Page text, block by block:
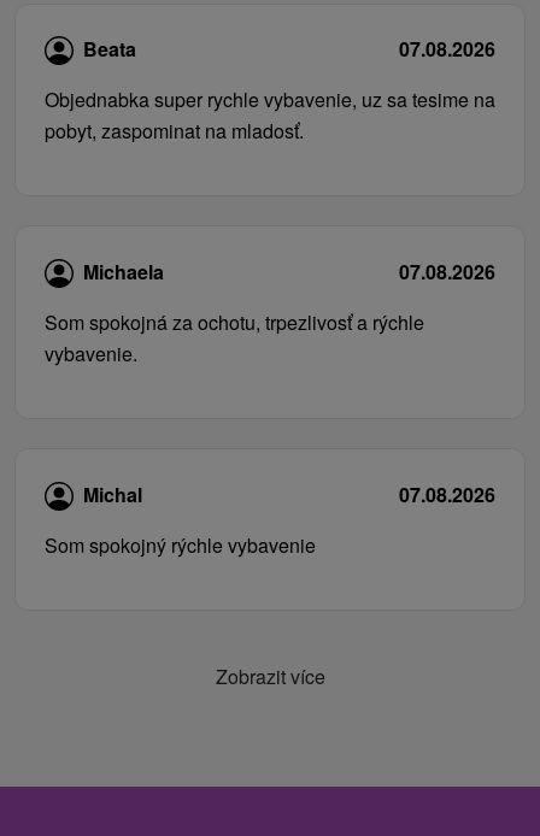
Beata
07.08.2026
Objednabka super rychle vybavenie, uz sa tesime na
pobyt, zaspominat na mladosť.
Michaela
07.08.2026
Som spokojná za ochotu, trpezlivosť a rýchle
vybavenie.
Michal
07.08.2026
Som spokojný rýchle vybavenie
Zobrazit více